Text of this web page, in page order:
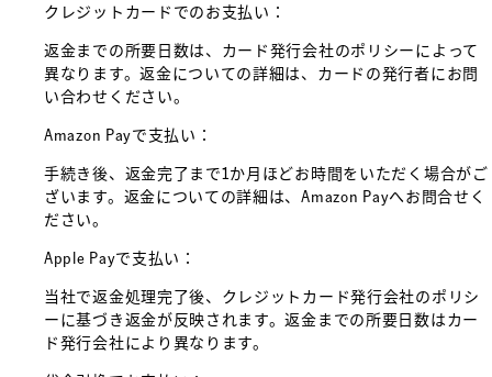
クレジットカードでのお支払い：
返金までの所要日数は、カード発行会社のポリシーによって
異なります。返金についての詳細は、カードの発行者にお問
い合わせください。
Amazon Payで支払い：
手続き後、返金完了まで1か月ほどお時間をいただく場合がご
ざいます。返金についての詳細は、Amazon Payへお問合せく
ださい。
Apple Payで支払い：
当社で返金処理完了後、クレジットカード発行会社のポリシ
ーに基づき返金が反映されます。返金までの所要日数はカー
ド発行会社により異なります。